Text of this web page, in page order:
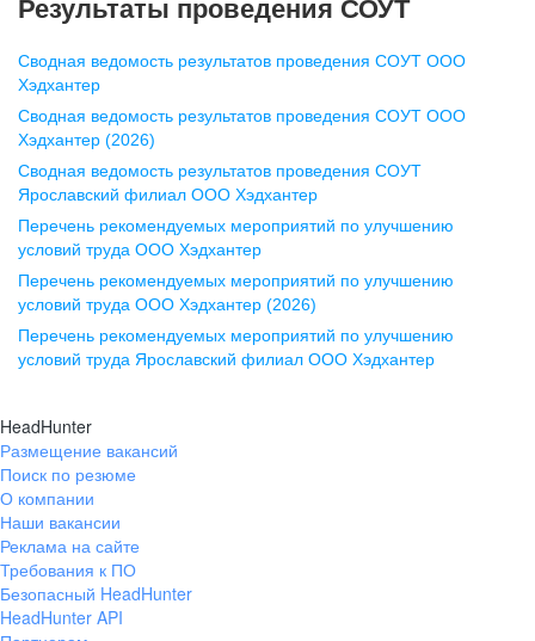
pr@nn.hh.ru
Воронеж
ул. Комиссаржевской, д. 10,
офис 1212
+7 473 280-05-05
pr@vrn.hh.ru
ул. Спартаковская, д. 2А, этаж 3,
помещение 15
+7 843 212-12-50
Екатеринбург
ул. Боевых Дружин, стр. 20,
+7 343 226-79-99
pr@ural.hh.ru
Результаты проведения СОУТ
Сводная ведомость результатов проведения СОУТ ООО
Хэдхантер
Сводная ведомость результатов проведения СОУТ ООО
Хэдхантер (2026)
Сводная ведомость результатов проведения СОУТ
Ярославский филиал ООО Хэдхантер
Перечень рекомендуемых мероприятий по улучшению
условий труда ООО Хэдхантер
Перечень рекомендуемых мероприятий по улучшению
условий труда ООО Хэдхантер (2026)
Перечень рекомендуемых мероприятий по улучшению
условий труда Ярославский филиал ООО Хэдхантер
HeadHunter
Размещение вакансий
Поиск по резюме
О компании
Наши вакансии
Реклама на сайте
Требования к ПО
Безопасный HeadHunter
HeadHunter API